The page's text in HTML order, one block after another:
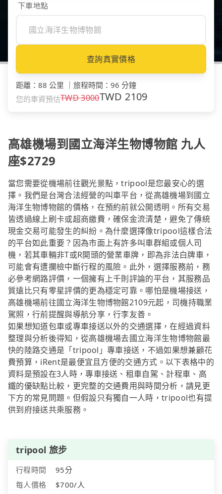
下車地點
查詢真實價格
距離 ： 88 公里 旅程時間 ： 96 分鐘
您的車資預估TWD3000TWD 2109
高雄機場到國立海洋生物博物館 九人
座$2729
當您需要從機場前往觀光景點，tripool是您最安心的選
擇。我們是台灣合法經營的叫車平台，從高雄機場到國立
海洋生物博物館的價格，在預約前就公開透明。所有交易
皆透過線上刷卡或超商繳費，確保金流清楚，避免了傳統
現金交易可能發生的糾紛。為什麼選擇像tripool這樣合法
的平台如此重要？因為市面上有許多叫車群組或個人司
機，若其車輛非T或R開頭的營業車牌，即為非法白牌車，
可能會有遭攔檢中斷行程的風險。此外，選擇服務前，務
必參考網路評價，一個擁有上千則評論的平台，其服務品
質遠比只有零星評價的更為穩定可靠。哪怕是機場接送，
高雄機場前往國立海洋生物博物館2109元起，司機持職業
駕照，行前提醒與導航分享，行李友善。
如果想知道包車或專車接送以外的交通選擇，在經過資料
整理與分析後得知，從高雄機場去國立海洋生物博物館最
快的陸路交通是「tripool」專車接送，不過如果想兼顧花
費預算，iRent是最便宜且方便的交通方式。以下表格中的
資料是預設在3人時，專車接送、租車自駕、計程車、高
鐵的優缺點比較，更完整的交通費用與時間分析，請見更
下方的常見問題。但假設只有獨自一人時，tripool也有提
供到府接送共乘服務。
tripool 旅步
行程時間
95分
每人價格
$700/人